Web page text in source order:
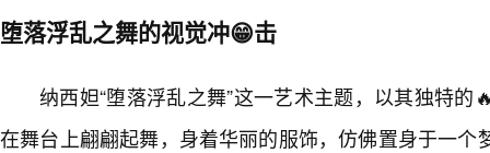
堕落浮乱之舞的视觉冲😁击
纳西妲“堕落浮乱之舞”这一艺术主题，以其独特的
在舞台上翩翩起舞，身着华丽的服饰，仿佛置身于一个